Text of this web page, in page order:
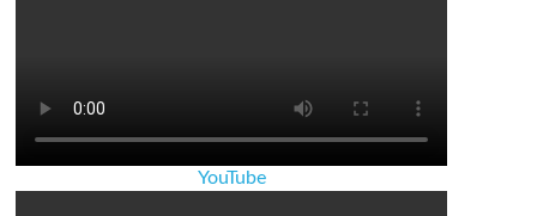
YouTube